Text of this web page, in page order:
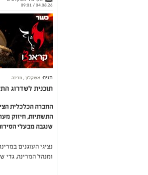
04.08.26 / 09:01
תגים: אשקלון, מרינה
תוכנית לשדרוג
החברה הכלכלית
התשתיות, חיזוק
שנגבה מבעלי
נציגי העוגנים
ומנהל המרינה, גדי
השקעה בתשתיות,